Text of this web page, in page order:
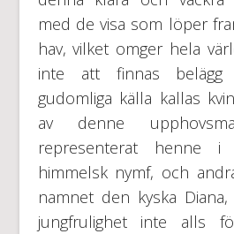
med de visa som löper
hav, vilket omger hela
inte att finnas
gudomliga källa kallas
av denne
representerat henne
himmelsk nymf, och
namnet den kyska
jungfrulighet inte alls